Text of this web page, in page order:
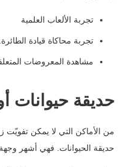
تجربة الألعاب العلمية
تجربة محاكاة قيادة الطائرة.
مشاهدة المعروضات
حديقة حيوانات
من الأماكن التي لا يمكن تفويّت
حديقة الحيوانات. فهي أشهر وجهة